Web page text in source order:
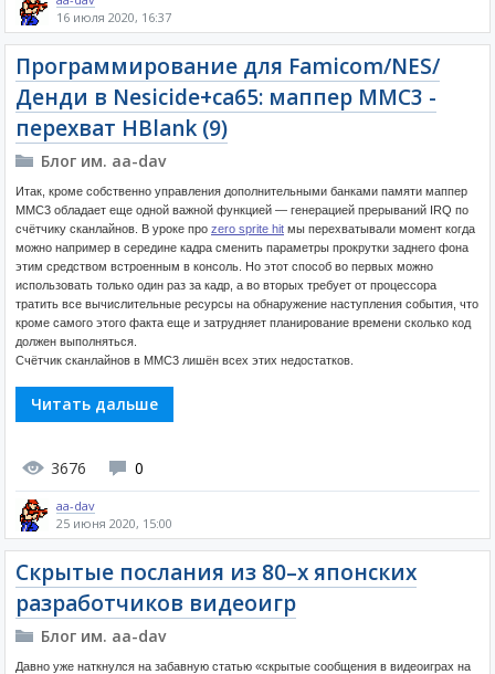
16 июля 2020, 16:37
Программирование для Famicom/NES/
Денди в Nesicide+ca65: маппер MMC3 -
перехват HBlank (9)
Блог им. aa-dav
Итак, кроме собственно управления дополнительными банками памяти маппер
MMC3 обладает еще одной важной функцией — генерацией прерываний IRQ по
счётчику сканлайнов. В уроке про zero sprite hit мы перехватывали момент когда
можно например в середине кадра сменить параметры прокрутки заднего фона
этим средством встроенным в консоль. Но этот способ во первых можно
использовать только один раз за кадр, а во вторых требует от процессора
тратить все вычислительные ресурсы на обнаружение наступления события, что
кроме самого этого факта еще и затрудняет планирование времени сколько код
должен выполняться.
Счётчик сканлайнов в MMC3 лишён всех этих недостатков.
Читать дальше
3676 0
aa-dav
25 июня 2020, 15:00
Скрытые послания из 80–х японских
разработчиков видеоигр
Блог им. aa-dav
Давно уже наткнулся на забавную статью «скрытые сообщения в видеоиграх на